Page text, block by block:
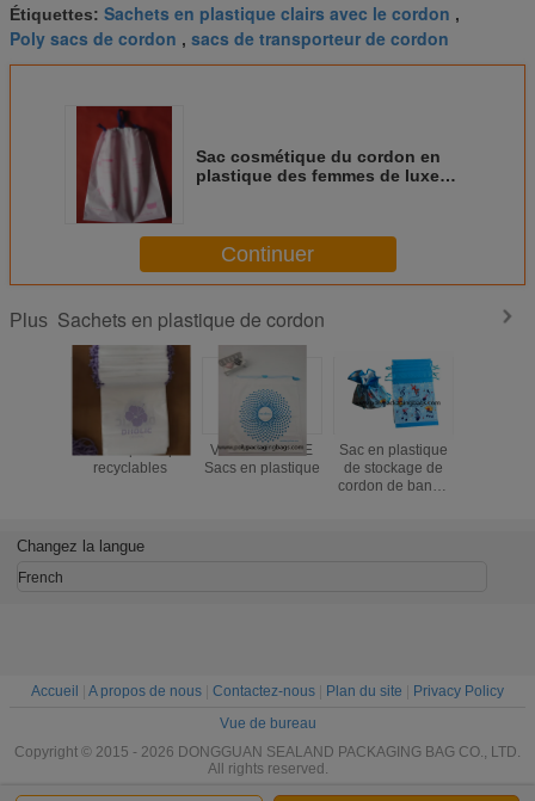
Étiquettes: Sachets en plastique clairs avec le cordon ,
Poly sacs de cordon , sacs de transporteur de cordon
Sac cosmétique du cordon en
plastique des femmes de luxe
Continuer
Plus Sachets en plastique de cordon
Sacs en plastique
recyclables
Vêtements CPE
Sacs en plastique
Sac en plastique
de stockage de
cordon de bande
Changez la langue
French
Accueil A propos de nous Contactez-nous Plan du site
Privacy Policy
Vue de bureau
Copyright © 2015 - 2026 DONGGUAN SEALAND PACKAGING BAG CO., LTD.
All rights reserved.